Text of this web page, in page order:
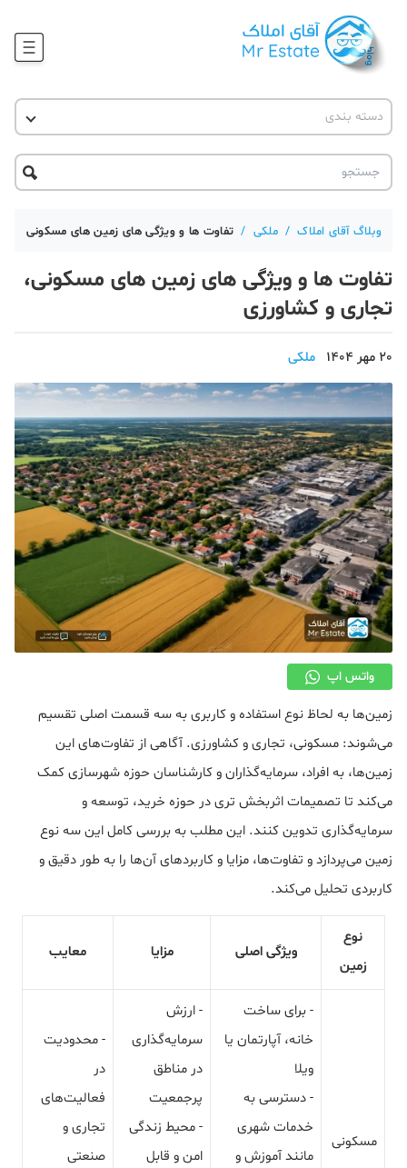
آموزش املاک
حقوقی
آکادمی
دسته بندی
آقای مشاور املاک
آکادمی آقای املاک
آموزش املاک
آموزش پلتفرم آقای املاک
تحلیل مسکن
دکوراسیون
صنعت ساختمان
محله گردی
معماری
ملکی
همایش و نمایشگاه
وبلاگ آقای املاک / ملکی / تفاوت ها و ویژگی های زمین های مسکونی،
تفاوت ها و ویژگی های زمین های مسکونی،
تجاری و کشاورزی
20 مهر 1404 ملکی
واتس اپ
زمین‌ها به لحاظ نوع استفاده و کاربری به سه قسمت اصلی تقسیم
می‌شوند: مسکونی، تجاری و کشاورزی. آگاهی از تفاوت‌های این
زمین‌ها، به افراد، سرمایه‌گذاران و کارشناسان حوزه شهرسازی کمک
می‌کند تا تصمیمات اثربخش تری در حوزه خرید، توسعه و
سرمایه‌گذاری تدوین کنند. این مطلب به بررسی کامل این سه نوع
زمین می‌پردازد و تفاوت‌ها، مزایا و کاربردهای آن‌ها را به طور دقیق و
کاربردی تحلیل می‌کند.
نوع
زمین
ویژگی اصلی مزایا معایب
مسکونی
- برای ساخت
خانه، آپارتمان یا
ویلا
- دسترسی به
خدمات شهری
مانند آموزش و
- ارزش
سرمایه‌گذاری
در مناطق
پرجمعیت
- محیط زندگی
امن و قابل
- محدودیت
در
فعالیت‌های
تجاری و
صنعتی